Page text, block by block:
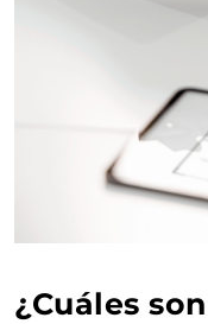
¿Cuáles